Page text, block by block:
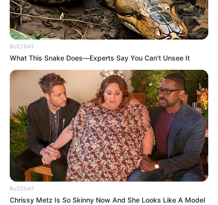
BUZZDAY
What This Snake Does—Experts Say You Can't Unsee It
BUZZDAY
Chrissy Metz Is So Skinny Now And She Looks Like A Model